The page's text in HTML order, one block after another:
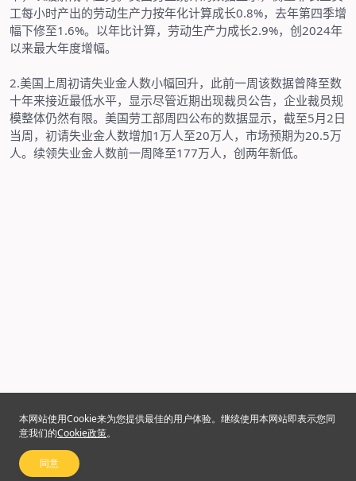
工每小时产出的劳动生产力按年化计算成长0.8%，去年第四季增
幅下修至1.6%。以年比计算，劳动生产力成长2.9%，创2024年
以来最大年度增幅。
2.美国上周初请失业金人数小幅回升，此前一周该数据曾降至数
十年来接近最低水平，显示尽管近期出现裁员公告，企业裁员规
模整体仍然有限。美国劳工部周四公布的数据显示，截至5月2日
当周，初请失业金人数增加1 万人至20万人，市场预期为20.5万
人。续领失业金人数前一周降至177万人，创两年新低。
本网站使用Cookie来为您提供最佳的用户体验。继续使用本网站即表示您同
意我们的Cookie政策。
同意